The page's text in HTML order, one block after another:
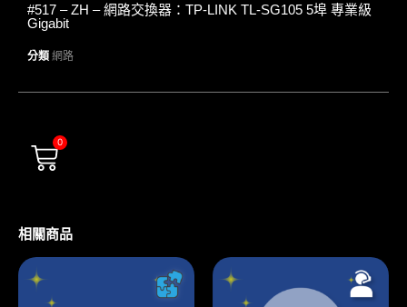
#517 – ZH – 網路交換器：TP-LINK TL-SG105 5埠 專業級
Gigabit
分類 網路
0
相關商品